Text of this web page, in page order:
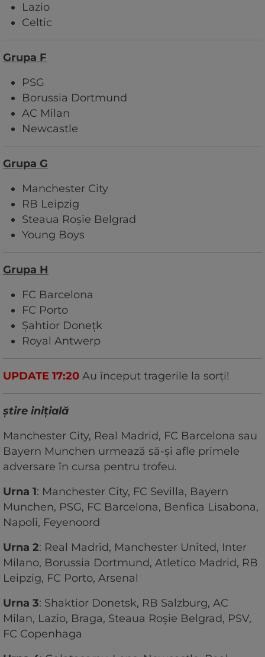
Lazio
Celtic
Grupa F
PSG
Borussia Dortmund
AC Milan
Newcastle
Grupa G
Manchester City
RB Leipzig
Steaua Roșie Belgrad
Young Boys
Grupa H
FC Barcelona
FC Porto
Șahtior Donețk
Royal Antwerp
UPDATE 17:20 Au început tragerile la sorți!
știre inițială
Manchester City, Real Madrid, FC Barcelona sau
Bayern Munchen urmează să-și afle primele
adversare în cursa pentru trofeu.
Urna 1: Manchester City, FC Sevilla, Bayern
Munchen, PSG, FC Barcelona, Benfica Lisabona,
Napoli, Feyenoord
Urna 2: Real Madrid, Manchester United, Inter
Milano, Borussia Dortmund, Atletico Madrid, RB
Leipzig, FC Porto, Arsenal
Urna 3: Shaktior Donetsk, RB Salzburg, AC
Milan, Lazio, Braga, Steaua Roșie Belgrad, PSV,
FC Copenhaga